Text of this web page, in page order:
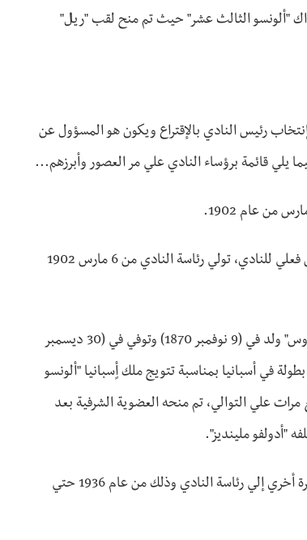
"ألونسو الثالث عشر" حيث تم منح لقب "ريال"
وتحديداَ 18 شخصاُ مختلفين ويتم إنتخاب رئيس النادي بالإقتراع ويكون هو المسؤول عن
يلي قائمة برؤساء النادي علي مر العصور وأبرزهم...
•جوان بادروس: بعد انقسام النادي تولي جوان بادروس النادي ويعتبر أول رئيس فعلي للنادي، تولي رئاسة النادي من 6 مارس 1902
•كارلوس بادروس: أحد مؤسسي النادي وشقيق رئيس النادي الأسبق "جوان بادروس" ولد في (9 نوفمبر 1870) وتوفي في (30 ديسمبر
في أسبانيا بمناسبة تتويج ملك أٍسبانيا "ألونسو
البطولة أربع مرات علي التوالي، تم منحه العضوية الشرفية بعد
•أدولفو مينديز: تولي رئاسة النادي بداية من عام1908 حتي عام 1916 ثم عاد مرة أخري إلي رئاسة النادي وذلك من عام 1936 حتي